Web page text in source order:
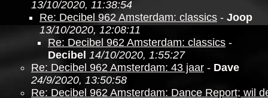
13/10/2020, 11:38:54
Re: Decibel 962 Amsterdam: classics - Joop
13/10/2020, 12:08:11
Re: Decibel 962 Amsterdam: classics -
Decibel 14/10/2020, 1:55:27
Re: Decibel 962 Amsterdam: 43 jaar - Dave
24/9/2020, 13:50:58
Re: Decibel 962 Amsterdam: Dance Report; wil